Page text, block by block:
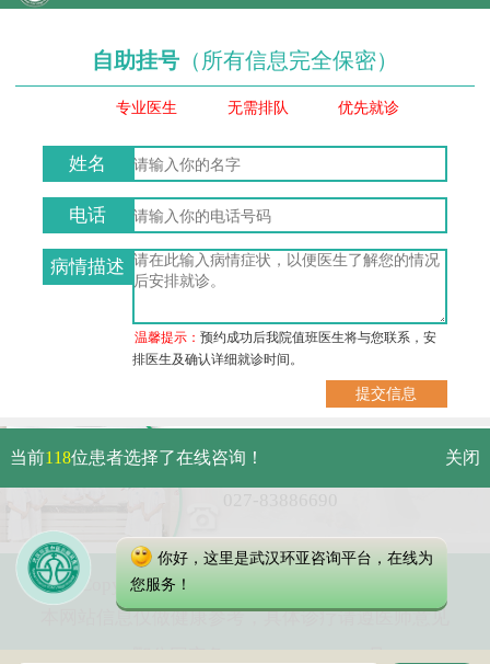
自助挂号 （所有信息完全保密）
专业医生 无需排队 优先就诊
姓名
电话
病情描述
温馨提示：预约成功后我院值班医生将与您联系，安
排医生及确认详细就诊时间。
武汉市硚口区解放大道479号
免费电话：
Copyright 2023 武汉环亚中医白癜风医院
本网站信息仅做健康参考，具体诊疗请遵医师意见
当前118位患者选择了在线咨询！ 关闭
你好，这里是武汉环亚咨询平台，在线为
您服务！